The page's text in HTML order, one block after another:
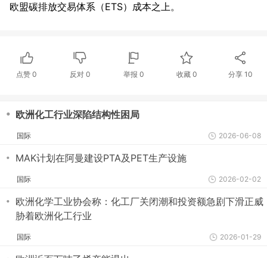
欧盟碳排放交易体系（ETS）成本之上。
点赞0 反对 0 举报 0 收藏 0 分享 10
・ 欧洲化工行业深陷结构性困局
国际 2026-06-08
・ MAK计划在阿曼建设PTA及PET生产设施
国际 2026-02-02
・ 欧洲化学工业协会称：化工厂关闭潮和投资额急剧下滑正威
胁着欧洲化工行业
国际 2026-01-29